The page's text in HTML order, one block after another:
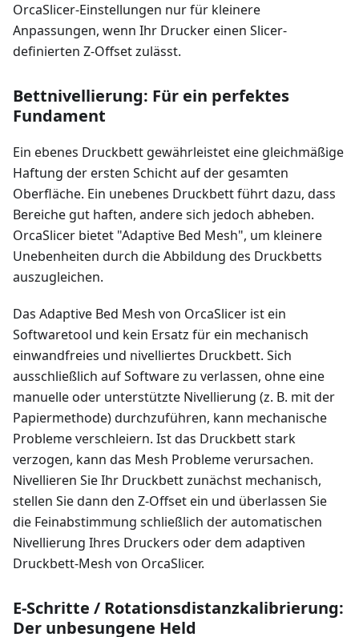
OrcaSlicer-Einstellungen nur für kleinere
Anpassungen, wenn Ihr Drucker einen Slicer-
definierten Z-Offset zulässt.
Bettnivellierung: Für ein perfektes
Fundament
Ein ebenes Druckbett gewährleistet eine gleichmäßige
Haftung der ersten Schicht auf der gesamten
Oberfläche. Ein unebenes Druckbett führt dazu, dass
Bereiche gut haften, andere sich jedoch abheben.
OrcaSlicer bietet "Adaptive Bed Mesh", um kleinere
Unebenheiten durch die Abbildung des Druckbetts
auszugleichen.
Das Adaptive Bed Mesh von OrcaSlicer ist ein
Softwaretool und kein Ersatz für ein mechanisch
einwandfreies und nivelliertes Druckbett. Sich
ausschließlich auf Software zu verlassen, ohne eine
manuelle oder unterstützte Nivellierung (z. B. mit der
Papiermethode) durchzuführen, kann mechanische
Probleme verschleiern. Ist das Druckbett stark
verzogen, kann das Mesh Probleme verursachen.
Nivellieren Sie Ihr Druckbett zunächst mechanisch,
stellen Sie dann den Z-Offset ein und überlassen Sie
die Feinabstimmung schließlich der automatischen
Nivellierung Ihres Druckers oder dem adaptiven
Druckbett-Mesh von OrcaSlicer.
E-Schritte / Rotationsdistanzkalibrierung:
Der unbesungene Held